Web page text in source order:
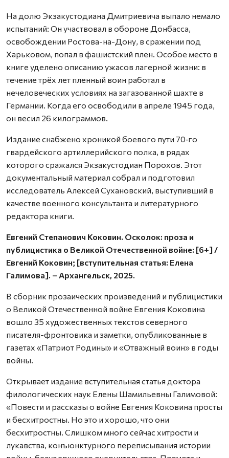
На долю Экзакустодиана Дмитриевича выпало немало
испытаний: Он участвовал в обороне Донбасса,
освобождении Ростова-на-Дону, в сражении под
Харьковом, попал в фашистский плен. Особое место в
книге уделено описанию ужасов лагерной жизни: в
течение трёх лет пленный воин работал в
нечеловеческих условиях на загазованной шахте в
Германии. Когда его освободили в апреле 1945 года,
он весил 26 килограммов.
Издание снабжено хроникой боевого пути 70‑го
гвардейского артиллерийского полка, в рядах
которого сражался Экзакустодиан Порохов. Этот
документальный материал собрал и подготовил
исследователь Алексей Сухановский, выступивший в
качестве военного консультанта и литературного
редактора книги.
Евгений Степанович Коковин. Осколок: проза и
публицистика о Великой Отечественной войне: [6+] /
Евгений Коковин; [вступительная статья: Елена
Галимова]. – Архангельск, 2025.
В сборник прозаических произведений и публицистики
о Великой Отечественной войне Евгения Коковина
вошло 35 художественных текстов северного
писателя-фронтовика и заметки, опубликованные в
газетах «Патриот Родины» и «Отважный воин» в годы
войны.
Открывает издание вступительная статья доктора
филологических наук Елены Шамильевны Галимовой:
«Повести и рассказы о войне Евгения Коковина просты
и бесхитростны. Но это и хорошо, что они
бесхитростны. Слишком много сейчас хитрости и
лукавства, конъюнктурного переписывания истории